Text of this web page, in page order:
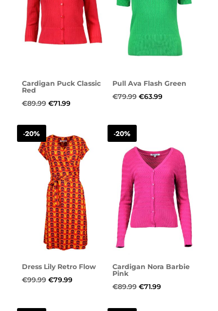
Cardigan Puck Classic
Red
€89.99 Oorspronkelijke
€89.99.
€71.99Huidige
€71.99.
Pull Ava Flash Green
€79.99 Oorspronkelijke
€63.99Huidige
-20%
Dress Lily Retro Flow
€99.99 Oorspronkelijke
€79.99Huidige
-20%
Cardigan Nora Barbie
Pink
€89.99 Oorspronkelijke
€71.99Huidige